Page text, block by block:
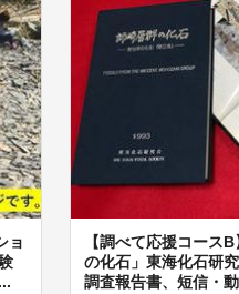
ョ
【調べて応援コース
の化石」東海化石研
調査報告書、短信・動